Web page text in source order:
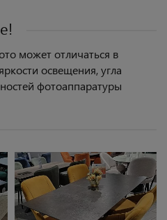
может отличаться в
освещения, угла
фотоаппаратуры